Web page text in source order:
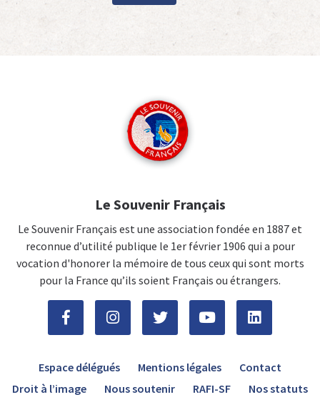
Le Souvenir Français
Le Souvenir Français est une association fondée en 1887 et
reconnue d’utilité publique le 1er février 1906 qui a pour
vocation d'honorer la mémoire de tous ceux qui sont morts
pour la France qu’ils soient Français ou étrangers.
Espace délégués Mentions légales
Contact
Droit à l’image
Nous soutenir RAFI-SF Nos statuts